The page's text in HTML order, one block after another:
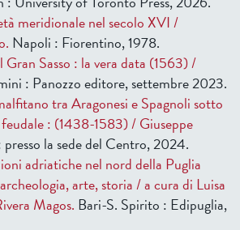
meridionale nel secolo XVI /
Napoli : Fiorentino, 1978.
Gran Sasso : la vera data (1563) /
: Panozzo editore, settembre 2023.
tra Aragonesi e Spagnoli sotto
: (1438-1583) / Giuseppe
la sede del Centro, 2024.
adriatiche nel nord della Puglia
arte, storia / a cura di Luisa
Magos. Bari-S. Spirito : Edipuglia,